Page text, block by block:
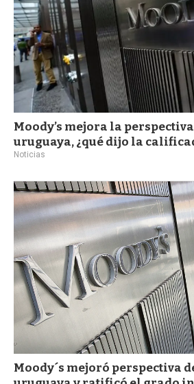
Moody’s mejora la
uruguaya, ¿qué dijo la
Noticias
Moody´s mejoró perspectiva